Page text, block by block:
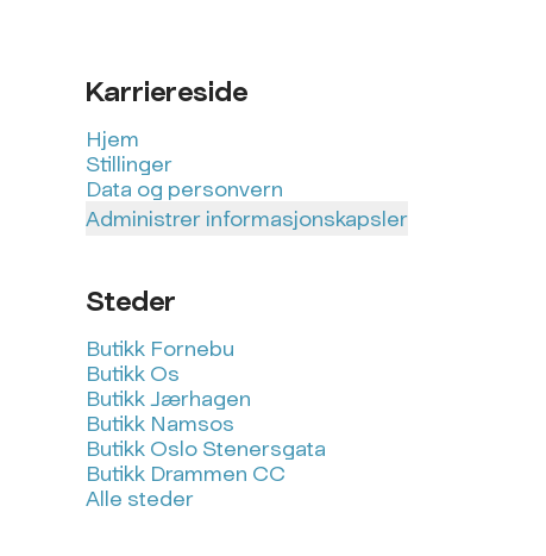
Karriereside
Hjem
Stillinger
Data og personvern
Administrer informasjonskapsler
Steder
Butikk Fornebu
Butikk Os
Butikk Jærhagen
Butikk Namsos
Butikk Oslo Stenersgata
Butikk Drammen CC
Alle steder